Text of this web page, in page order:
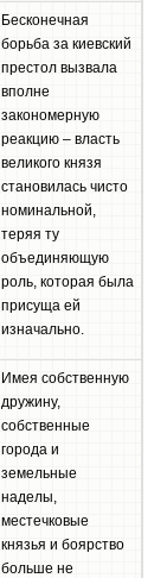
Бесконечная
борьба за киевский
престол вызвала
вполне
закономерную
реакцию – власть
великого князя
становилась чисто
номинальной,
теряя ту
объединяющую
роль, которая была
присуща ей
изначально.
Имея собственную
дружину,
собственные
города и
земельные
наделы,
местечковые
князья и боярство
больше не